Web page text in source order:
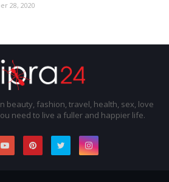
28, 2020
beauty, fashion, travel, health, sex, love
need to live a fuller and happier life.